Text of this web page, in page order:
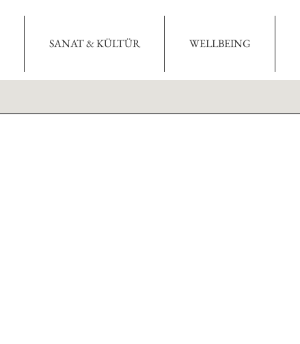
SANAT & KÜLTÜR WELLBEING